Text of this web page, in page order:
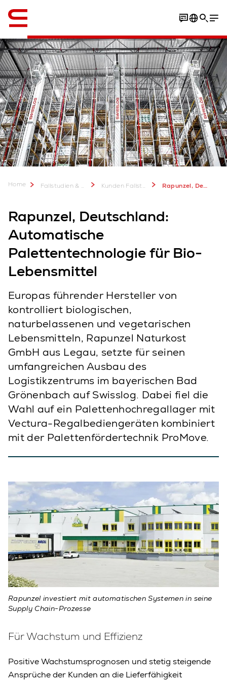
Fallstudie herunterladen
Home Fallstudien & mehr Kunden Fallstudien Rapunzel, Deutschland: Automatische Palettentechnologie für Bio-Lebensmittel
Rapunzel, Deutschland:
Automatische
Palettentechnologie für Bio-
Lebensmittel
Europas führender Hersteller von
kontrolliert biologischen,
naturbelassenen und vegetarischen
Lebensmitteln, Rapunzel Naturkost
GmbH aus Legau, setzte für seinen
umfangreichen Ausbau des
Logistikzentrums im bayerischen Bad
Grönenbach auf Swisslog. Dabei fiel die
Wahl auf ein Palettenhochregallager mit
Vectura-Regalbediengeräten kombiniert
mit der Palettenfördertechnik ProMove.
Rapunzel investiert mit automatischen Systemen in seine
Supply Chain-Prozesse
Für Wachstum und Effizienz
Positive Wachstumsprognosen und stetig steigende
Ansprüche der Kunden an die Lieferfähigkeit